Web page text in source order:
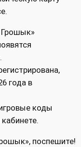
Грошык»
года в
коды
поспешите!